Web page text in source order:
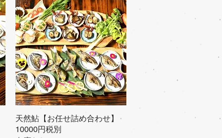
クイックビュー
天然鮎【お任せ詰め合わせ】
10000円税別